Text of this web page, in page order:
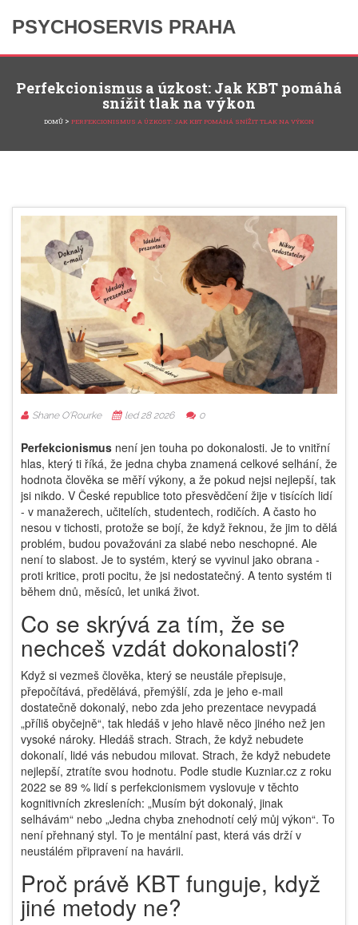
PSYCHOSERVIS PRAHA
Perfekcionismus a úzkost: Jak KBT pomáhá
snížit tlak na výkon
DOMŮ > PERFEKCIONISMUS A ÚZKOST: JAK KBT POMÁHÁ SNÍŽIT TLAK NA VÝKON
Shane O'Rourke led 28 2026 0
Perfekcionismus není jen touha po dokonalosti. Je to vnitřní
hlas, který ti říká, že jedna chyba znamená celkové selhání, že
hodnota člověka se měří výkony, a že pokud nejsi nejlepší, tak
jsi nikdo. V České republice toto přesvědčení žije v tisících lidí
- v manažerech, učitelích, studentech, rodičích. A často ho
nesou v tichosti, protože se bojí, že když řeknou, že jim to dělá
problém, budou považováni za slabé nebo neschopné. Ale
není to slabost. Je to systém, který se vyvinul jako obrana -
proti kritice, proti pocitu, že jsi nedostatečný. A tento systém ti
během dnů, měsíců, let uniká život.
Co se skrývá za tím, že se
nechceš vzdát dokonalosti?
Když si vezmeš člověka, který se neustále přepisuje,
přepočítává, předělává, přemýšlí, zda je jeho e-mail
dostatečně dokonalý, nebo zda jeho prezentace nevypadá
„příliš obyčejně“, tak hledáš v jeho hlavě něco jiného než jen
vysoké nároky. Hledáš strach. Strach, že když nebudete
dokonalí, lidé vás nebudou milovat. Strach, že když nebudete
nejlepší, ztratíte svou hodnotu. Podle studie Kuzniar.cz z roku
2022 se 89 % lidí s perfekcionismem vyslovuje v těchto
kognitivních zkresleních: „Musím být dokonalý, jinak
selhávám“ nebo „Jedna chyba znehodnotí celý můj výkon“. To
není přehnaný styl. To je mentální past, která vás drží v
neustálém připravení na havárii.
Proč právě KBT funguje, když
jiné metody ne?